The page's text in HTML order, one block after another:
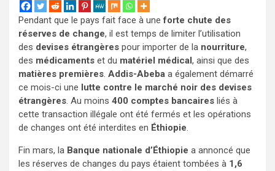
Pendant que le pays fait face à uneforte chute des
réserves de change, il est temps de limiter l’utilisation
des devises étrangères pour importer de la nourriture,
des médicaments et du matériel médical, ainsi que des
matières premières. Addis-Abeba a également démarré
ce mois-ci une lutte contre le marché noir des devises
étrangères. Au moins 400 comptes bancaires liés à
cette transaction illégale ont été fermés et les opérations
de changes ont été interdites en Éthiopie.
Fin mars, la Banque nationale d’Éthiopie a annoncé que
les réserves de changes du pays étaient tombées à 1,6